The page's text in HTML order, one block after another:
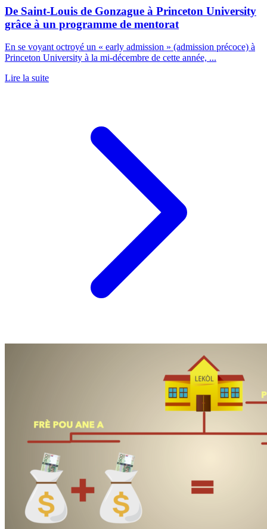
De Saint-Louis de Gonzague à Princeton University
grâce à un programme de mentorat
En se voyant octroyé un « early admission » (admission précoce) à
Princeton University à la mi-décembre de cette année, ...
Lire la suite